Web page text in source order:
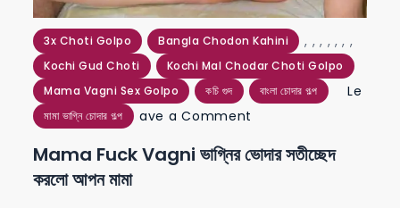
3x Choti Golpo ,
Bangla Chodon Kahini ,
Kochi Gud Choti
,
Kochi Mal Chodar Choti Golpo
,
Mama Vagni Sex Golpo
,
কচি গুদ
,
বাংলা চোদার গল্প
,
মামা ভাগ্নি চোদার গল্প
Le
ave a Comment
fuck
Mama Fuck Vagni ভাগ্নির ভোদার সতীচ্ছেদ
করলো আপন মামা